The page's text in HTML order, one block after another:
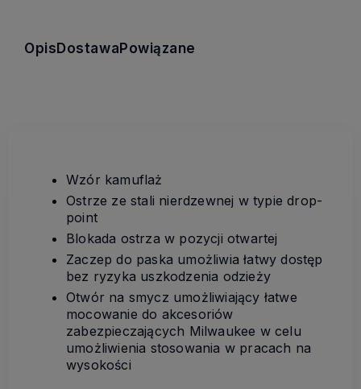
OpisDostawaPowiązane
Wzór kamuflaż
Ostrze ze stali nierdzewnej w typie drop-
point
Blokada ostrza w pozycji otwartej
Zaczep do paska umożliwia łatwy dostęp
bez ryzyka uszkodzenia odzieży
Otwór na smycz umożliwiający łatwe
mocowanie do akcesoriów
zabezpieczających Milwaukee w celu
umożliwienia stosowania w pracach na
wysokości